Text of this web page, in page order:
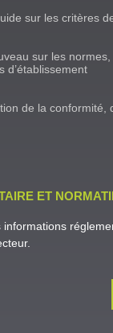
sur les critères
sur les
d’établissement
de la conformité,
ET
informations